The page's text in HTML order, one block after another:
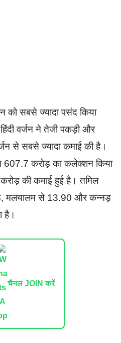
सबसे ज्यादा पसंद किया
वर्जन ने तेजी पकड़ी और
से सबसे ज्यादा कमाई की है।
607.7 करोड़ का कलेक्शन किया
की कमाई हुई है। तमिल
मलयालम से 13.90 और कन्नड़
है।
चैनल JOIN करें